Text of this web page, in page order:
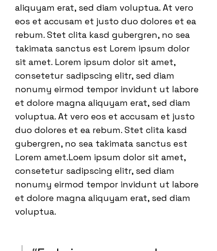
aliquyam erat, sed diam voluptua. At vero
eos et accusam et justo duo dolores et ea
rebum. Stet clita kasd gubergren, no sea
takimata sanctus est Lorem ipsum dolor
sit amet. Lorem ipsum dolor sit amet,
consetetur sadipscing elitr, sed diam
nonumy eirmod tempor invidunt ut labore
et dolore magna aliquyam erat, sed diam
voluptua. At vero eos et accusam et justo
duo dolores et ea rebum. Stet clita kasd
gubergren, no sea takimata sanctus est
Lorem amet.Loem ipsum dolor sit amet,
consetetur sadipscing elitr, sed diam
nonumy eirmod tempor invidunt ut labore
et dolore magna aliquyam erat, sed diam
voluptua.